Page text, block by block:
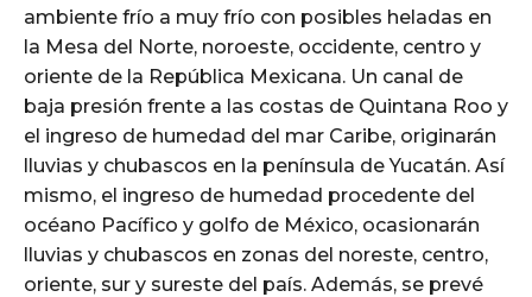
ambiente frío a muy frío con posibles heladas en
la Mesa del Norte, noroeste, occidente, centro y
oriente de la República Mexicana. Un canal de
baja presión frente a las costas de Quintana Roo y
el ingreso de humedad del mar Caribe, originarán
lluvias y chubascos en la península de Yucatán. Así
mismo, el ingreso de humedad procedente del
océano Pacífico y golfo de México, ocasionarán
lluvias y chubascos en zonas del noreste, centro,
oriente, sur y sureste del país. Además, se prevé